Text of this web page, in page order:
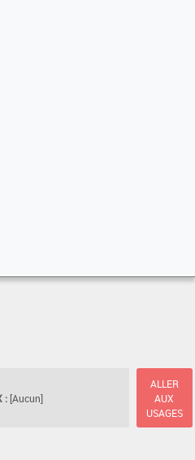
: [Aucun]
ALLER
AUX
USAGES